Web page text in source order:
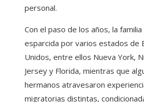
personal.
Con el paso de los años, la familia
esparcida por varios estados de
Unidos, entre ellos Nueva York,
Jersey y Florida, mientras que
hermanos atravesaron
migratorias distintas,